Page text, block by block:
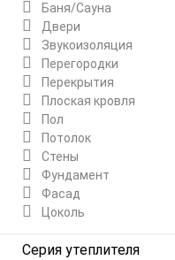
Баня/Сауна
Двери
Звукоизоляция
Перегородки
Перекрытия
Плоская кровля
Пол
Потолок
Стены
Фундамент
Фасад
Цоколь
Серия утеплителя